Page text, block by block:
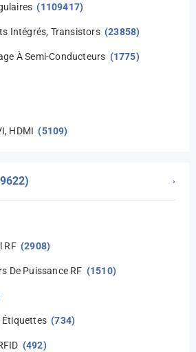
(1109417)
Intégrés, Transistors (23858)
À Semi-Conducteurs (1775)
HDMI (5109)
›
RF (2908)
De Puissance RF (1510)
Étiquettes (734)
(492)